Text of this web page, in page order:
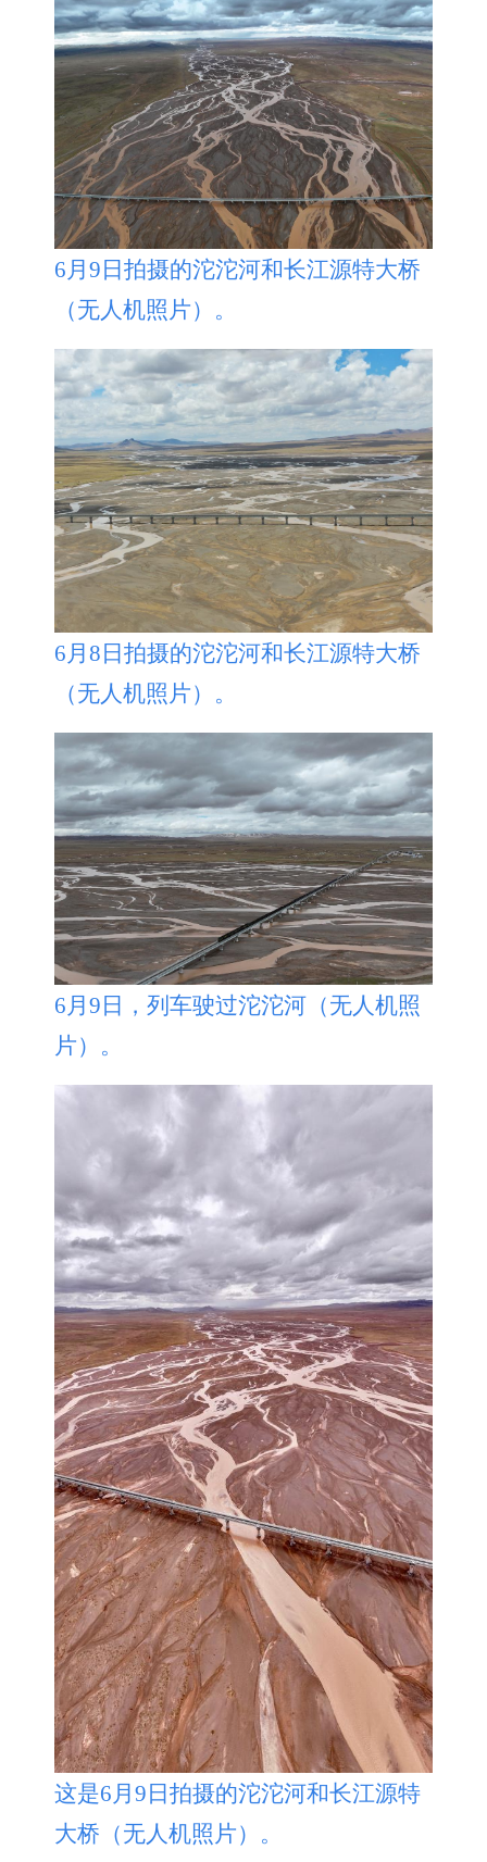
6月9日拍摄的沱沱河和长江源特大桥
（无人机照片）。
6月8日拍摄的沱沱河和长江源特大桥
（无人机照片）。
6月9日，列车驶过沱沱河（无人机照
片）。
这是6月9日拍摄的沱沱河和长江源特
大桥（无人机照片）。